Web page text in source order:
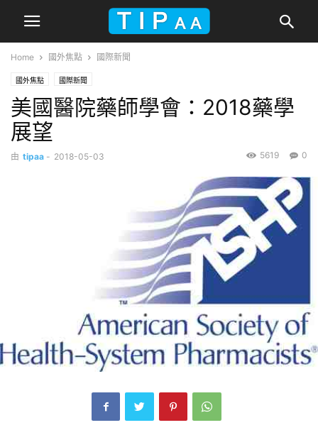
Home 國外焦點 國際新聞
國外焦點 國際新聞
美國醫院藥師學會：2018藥學
展望
由 tipaa - 2018-05-03 0
5619